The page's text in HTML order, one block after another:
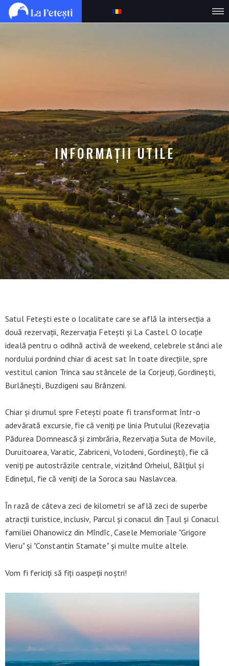
INFORMAȚII UTILE
Satul Fetești este o localitate care se află la intersecția a
două rezervații, Rezervația Fetești și La Castel. O locație
ideală pentru o odihnă activă de weekend, celebrele stânci ale
nordului pordnind chiar di acest sat în toate direcțiile, spre
vestitul canion Trinca sau stâncele de la Corjeuți, Gordinești,
Burlănești, Buzdigeni sau Brânzeni.
Chiar și drumul spre Fetești poate fi transformat într-o
adevărată excursie, fie că veniți pe linia Prutului (Rezevația
Pădurea Domnească și zimbrăria, Rezervația Suta de Movile,
Duruitoarea, Varatic, Zabriceni, Volodeni, Gordinești), fie că
veniți pe autostrăzile centrale, vizitând Orheiul, Bălțiul și
Edinețul, fie că veniți de la Soroca sau Naslavcea.
În rază de câteva zeci de kilometri se află zeci de superbe
atracții turistice, inclusiv, Parcul și conacul din Țaul și Conacul
familiei Ohanowicz din Mîndîc, Casele Memoriale "Grigore
Vieru" și "Constantin Stamate" și multe multe altele.
Vom fi fericiți să fiți oaspeții noștri!